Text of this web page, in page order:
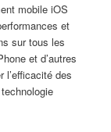
mobile iOS
et
sur tous les
et d’autres
l’efficacité des